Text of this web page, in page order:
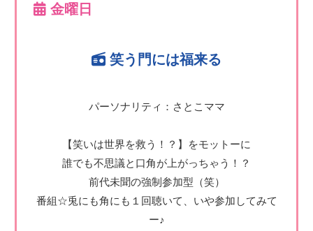
金曜日
笑う門には福来る
パーソナリティ：さとこママ
【笑いは世界を救う！？】をモットーに
誰でも不思議と口角が上がっちゃう！？
前代未聞の強制参加型（笑）
番組☆兎にも角にも１回聴いて、いや参加してみて
ー♪